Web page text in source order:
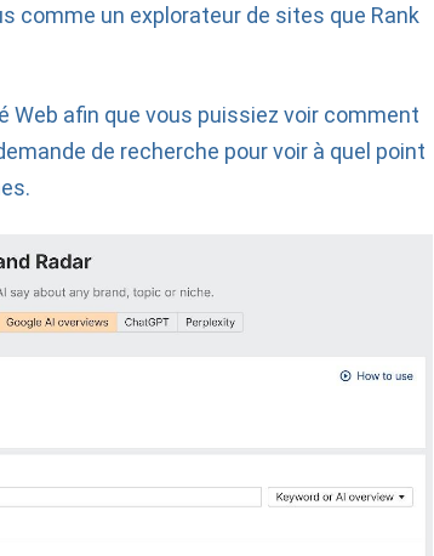
comme un explorateur de sites que Rank
Web afin que vous puissiez voir comment
de recherche pour voir à quel point